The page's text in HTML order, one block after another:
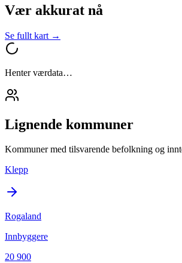
Vær akkurat nå
Se fullt kart →
Henter værdata…
Lignende kommuner
Kommuner med tilsvarende befolkning og
Klepp
Rogaland
Innbyggere
20 900